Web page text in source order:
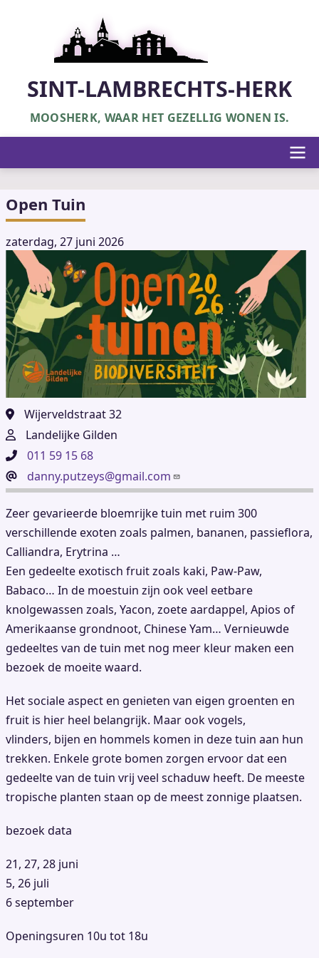
SINT-LAMBRECHTS-HERK
MOOSHERK, WAAR HET GEZELLIG WONEN IS.
Open Tuin
zaterdag, 27 juni 2026
Wijerveldstraat 32
Landelijke Gilden
011 59 15 68
danny.putzeys@gmail.com
Zeer gevarieerde bloemrijke tuin met ruim 300
verschillende exoten zoals palmen, bananen, passieflora,
Calliandra, Erytrina …
Een gedeelte exotisch fruit zoals kaki, Paw-Paw,
Babaco… In de moestuin zijn ook veel eetbare
knolgewassen zoals, Yacon, zoete aardappel, Apios of
Amerikaanse grondnoot, Chinese Yam… Vernieuwde
gedeeltes van de tuin met nog meer kleur maken een
bezoek de moeite waard.
Het sociale aspect en genieten van eigen groenten en
fruit is hier heel belangrijk. Maar ook vogels,
vlinders, bijen en hommels komen in deze tuin aan hun
trekken. Enkele grote bomen zorgen ervoor dat een
gedeelte van de tuin vrij veel schaduw heeft. De meeste
tropische planten staan op de meest zonnige plaatsen.
bezoek data
21, 27, 28 juni
5, 26 juli
6 september
Openingsuren 10u tot 18u